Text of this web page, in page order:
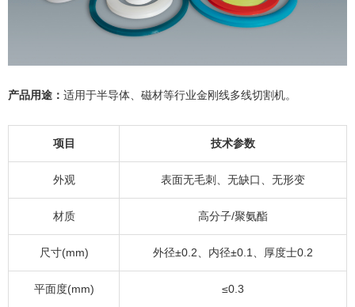
产品用途： 适用于半导体、磁材等行业金刚线多线切割机。
项目 技术参数
外观 表面无毛刺、无缺口、无形变
材质 高分子/聚氨酯
尺寸(mm) 外径±0.2、内径±0.1、厚度士0.2
平面度(mm) ≤0.3